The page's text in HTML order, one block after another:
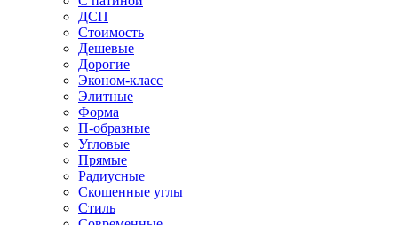
ДСП
Стоимость
Дешевые
Дорогие
Эконом-класс
Элитные
Форма
П-образные
Угловые
Прямые
Радиусные
Скошенные углы
Стиль